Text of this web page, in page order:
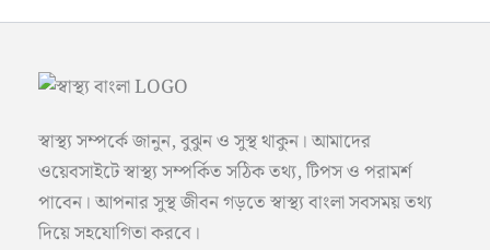
স্বাস্থ্য সম্পর্কে জানুন, বুঝুন ও সুস্থ থাকুন। আমাদের
ওয়েবসাইটে স্বাস্থ্য সম্পর্কিত সঠিক তথ্য, টিপস ও পরামর্শ
পাবেন। আপনার সুস্থ জীবন গড়তে স্বাস্থ্য বাংলা সবসময় তথ্য
দিয়ে সহযোগিতা করবে।